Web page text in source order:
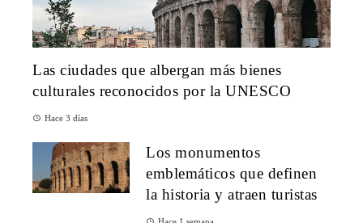
Las ciudades que albergan más bienes
culturales reconocidos por la UNESCO
Hace 3 días
Los monumentos
emblemáticos que definen
la historia y atraen turistas